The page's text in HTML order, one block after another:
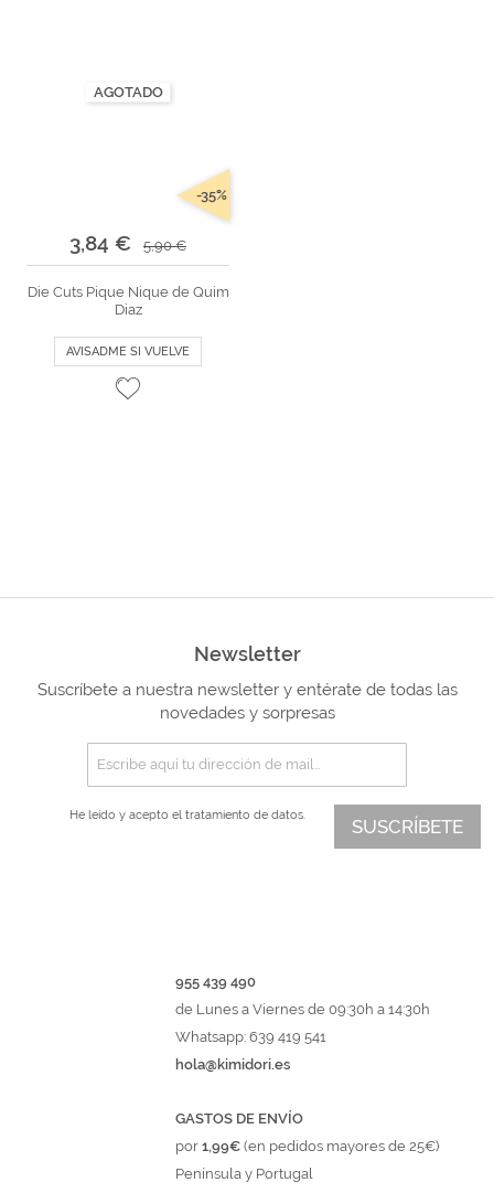
AGOTADO
3,84 € 5,90 €
-35%
Die Cuts Pique Nique de Quim
Diaz
AVISADME SI VUELVE
Newsletter
Suscríbete a nuestra newsletter y entérate de todas las
novedades y sorpresas
SUSCRÍBETE
He leído y acepto el tratamiento de datos.
955 439 490
de Lunes a Viernes de 09:30h a 14:30h
Whatsapp: 639 419 541
hola@kimidori.es
GASTOS DE ENVÍO
por1,99€(en pedidos mayores de 25€)
Península y Portugal